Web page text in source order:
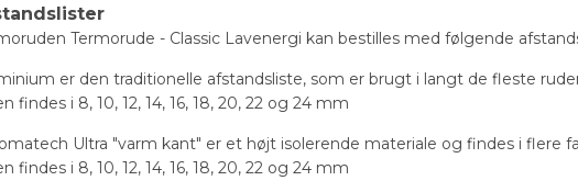
Termorude - Classic Lavenergi kan bestilles med følgende
er den traditionelle afstandsliste, som er brugt i langt de fleste
findes i 8, 10, 12, 14, 16, 18, 20, 22 og 24 mm
Ultra "varm kant" er et højt isolerende materiale og findes i flere
findes i 8, 10, 12, 14, 16, 18, 20, 22 og 24 mm